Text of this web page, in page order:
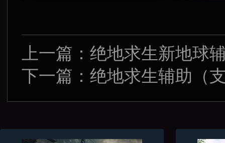
上一篇： 绝地求生新地球
下一篇： 绝地求生辅助（